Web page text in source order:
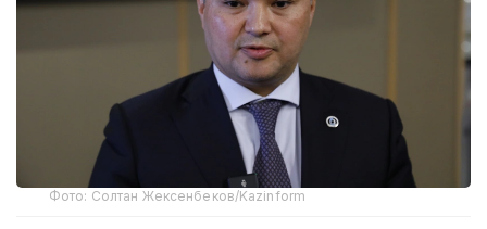
Фото: Солтан Жексенбеков/Kazinform